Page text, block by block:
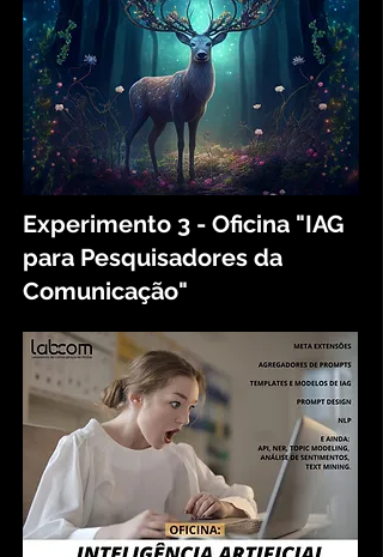
Experimento 3 - Oficina "IAG
para Pesquisadores da
Comunicação"